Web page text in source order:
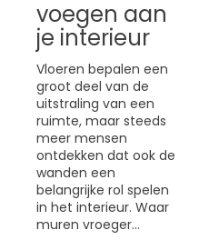
voegen aan
je interieur
Vloeren bepalen een
groot deel van de
uitstraling van een
ruimte, maar steeds
meer mensen
ontdekken dat ook de
wanden een
belangrijke rol spelen
in het interieur. Waar
muren vroeger...